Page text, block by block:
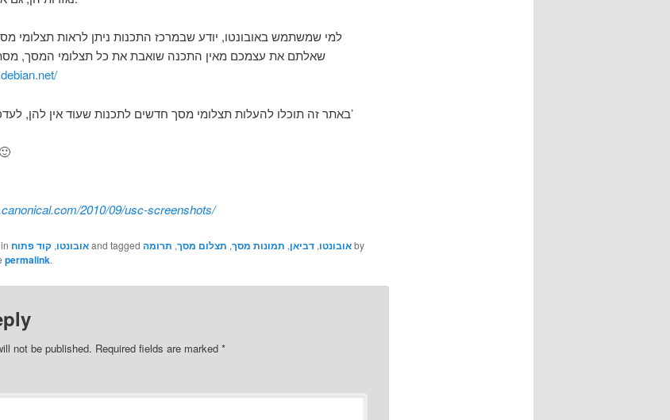
למי שמשתמש באובונטו, יודע שבמרכז התכנות ניתן לראות תצלומי
שאלתם את עצמכם מאין התכנה שואבת את כל תצלומי המסך,
באתר זה תוכלו להעלות תצלומי מסך חדשים לתכנות שעוד אין להן, לעדכן תמונות ישנות וכד’
מוזמנים בהמוניכם 🙂
2010/09/usc-screenshots/
אובונטו,קוד פתוח and tagged אובונטו,דביאן, תמונות מסך, תצלום מסך, תרומה by
permalink.
not be published. Required fields are marked *